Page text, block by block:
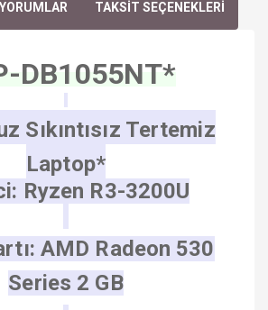
YORUMLAR TAKSİT SEÇENEKLERİ
DB1055NT*
Sıkıntısız Tertemiz
Laptop*
Ryzen R3-3200U
AMD Radeon 530
Series 2 GB